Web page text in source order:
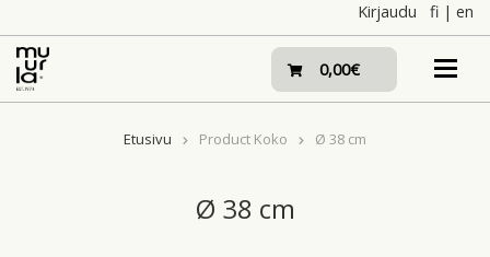
to
content
Kirjaudu fi | en
0,00€
Etusivu Product Koko Ø 38 cm
Ø 38 cm